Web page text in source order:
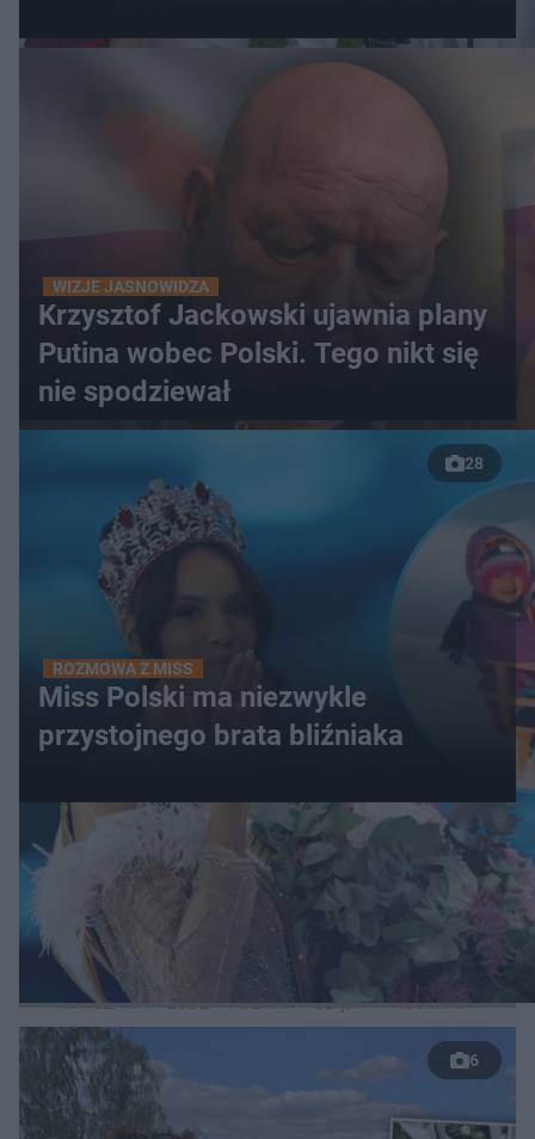
WIZJE JASNOWIDZA
Krzysztof Jackowski ujawnia plany
Putina wobec Polski. Tego nikt się
nie spodziewał
28
ROZMOWA Z MISS
Miss Polski ma niezwykle
przystojnego brata bliźniaka
WIĘCEJ
LOKALNE
WARSZAWA ŁÓDŹ POZNAŃ ŚLĄSK TRÓJMIASTO
6